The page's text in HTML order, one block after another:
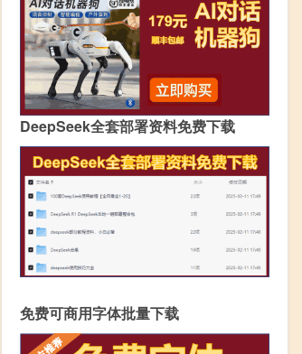
DeepSeek全套部署资料免费下载
免费可商用字体批量下载